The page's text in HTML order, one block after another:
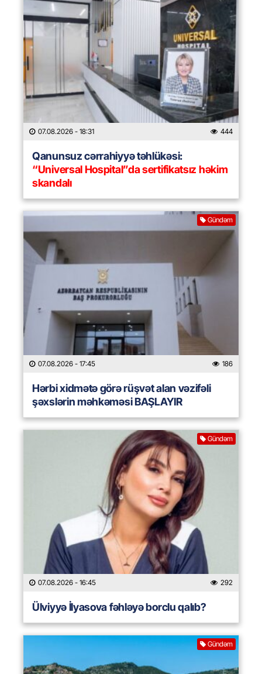
07.08.2026 - 18:31 444
Qanunsuz cərrahiyyə təhlükəsi:
“Universal Hospital”da sertifikatsız həkim
skandalı
Gündəm
07.08.2026 - 17:45 186
Hərbi xidmətə görə rüşvət alan vəzifəli
şəxslərin məhkəməsi BAŞLAYIR
Gündəm
07.08.2026 - 16:45 292
Ülviyyə İlyasova fəhləyə borclu qalıb?
Gündəm